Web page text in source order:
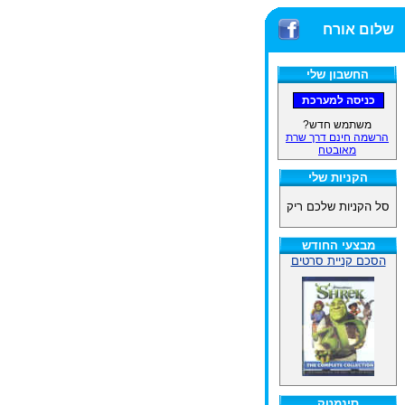
שלום אורח
החשבון שלי
משתמש חדש?
הרשמה חינם דרך שרת
מאובטח
הקניות שלי
סל הקניות שלכם ריק
מבצעי החודש
הסכם קניית סרטים